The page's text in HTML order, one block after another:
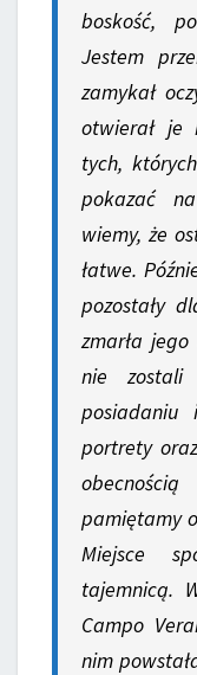
boskość,
Jestem
zamykał
otwierał je
tych,
pokazać
wiemy, że
łatwe.
pozostały
zmarła jego
nie zostali
posiadaniu
portrety
pamiętamy
Miejsce
tajemnicą.
Campo
nim